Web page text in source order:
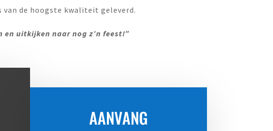
de hoogste kwaliteit geleverd.
en uitkijken naar nog z’n feest!”
AANVANG